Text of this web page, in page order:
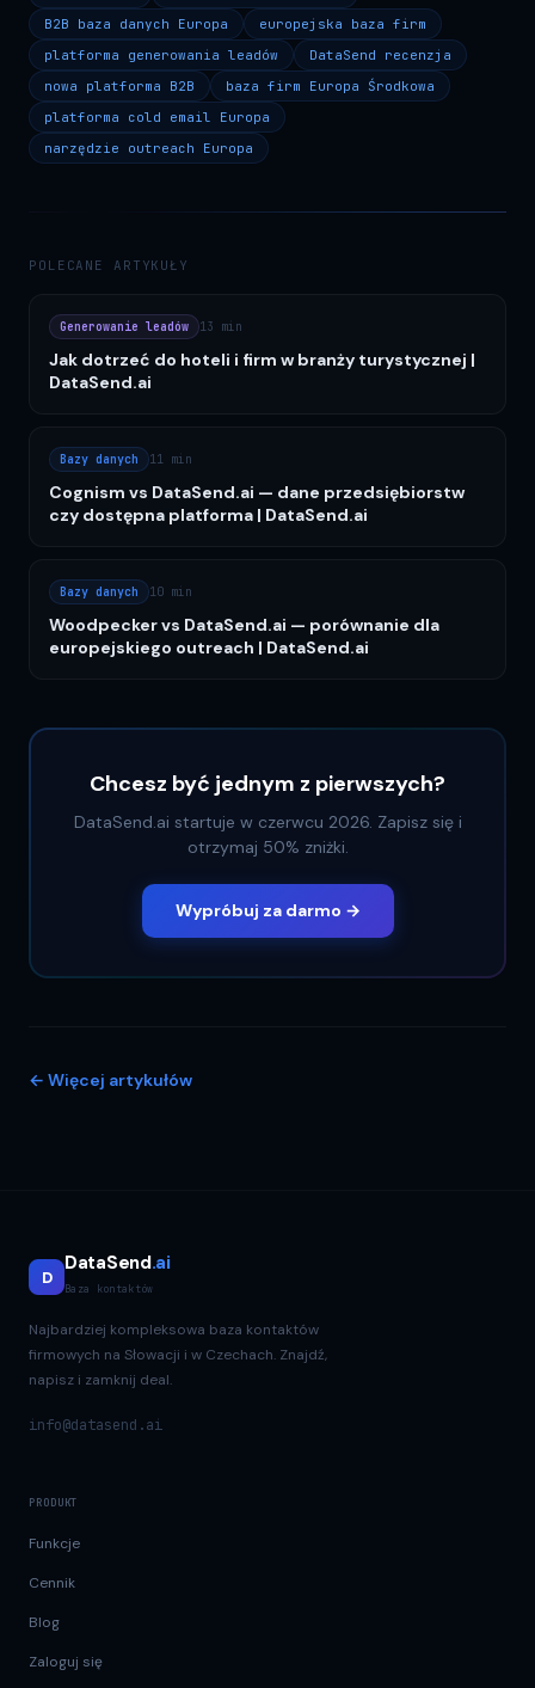
B2B baza danych Europa
europejska baza firm
platforma generowania leadów
DataSend recenzja
nowa platforma B2B
baza firm Europa Środkowa
platforma cold email Europa
narzędzie outreach Europa
POLECANE ARTYKUŁY
Generowanie leadów 13 min
Jak dotrzeć do hoteli i firm w branży turystycznej |
DataSend.ai
Bazy danych 11 min
Cognism vs DataSend.ai — dane przedsiębiorstw
czy dostępna platforma | DataSend.ai
Bazy danych 10 min
Woodpecker vs DataSend.ai — porównanie dla
europejskiego outreach | DataSend.ai
Chcesz być jednym z pierwszych?
DataSend.ai startuje w czerwcu 2026. Zapisz się i
otrzymaj 50% zniżki.
Wypróbuj za darmo →
← Więcej artykułów
D
DataSend.ai
Baza kontaktów
Najbardziej kompleksowa baza kontaktów
firmowych na Słowacji i w Czechach. Znajdź,
napisz i zamknij deal.
info@datasend.ai
PRODUKT
Funkcje
Cennik
Blog
Zaloguj się